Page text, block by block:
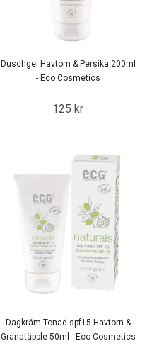
Duschgel Havtorn & Persika 200ml
- Eco Cosmetics
125 kr
Dagkräm Tonad spf15 Havtorn &
Granatäpple 50ml - Eco Cosmetics